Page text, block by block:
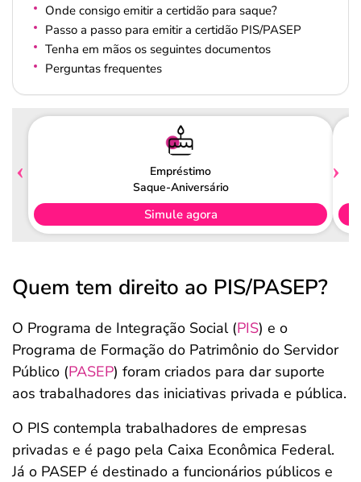
Onde consigo emitir a certidão para saque?
Passo a passo para emitir a certidão PIS/PASEP
Tenha em mãos os seguintes documentos
Perguntas frequentes
Empréstimo
Saque-Aniversário
Simule agora
Quem tem direito ao PIS/PASEP?
O Programa de Integração Social (PIS) e o
Programa de Formação do Patrimônio do Servidor
Público (PASEP) foram criados para dar suporte
aos trabalhadores das iniciativas privada e pública.
O PIS contempla trabalhadores de empresas
privadas e é pago pela Caixa Econômica Federal.
Já o PASEP é destinado a funcionários públicos e